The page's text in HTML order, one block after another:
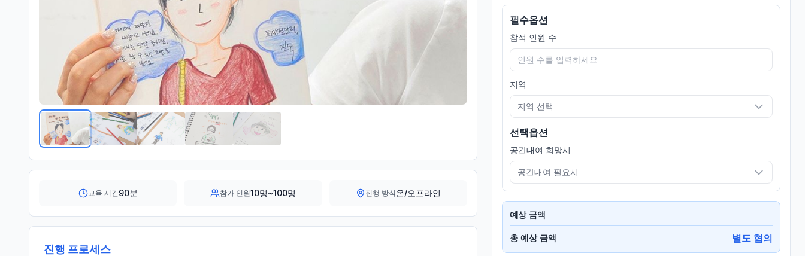
교육 시간90분 참가 인원10명~100명 진행 방식 온/오프라인
진행 프로세스
견적서, 상
필수옵션
참석 인원 수
지역
지역 선택
선택옵션
공간대여 희망시
공간대여 필요시
예상 금액
총 예상 금액 별도 협의